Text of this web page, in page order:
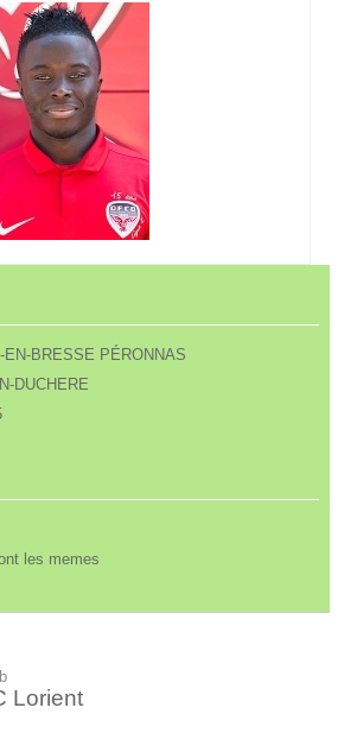
BRESSE PÉRONNAS
DUCHERE
les memes
Lorient